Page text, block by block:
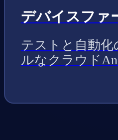
デバイスファ
テストと自動
ルなクラウド